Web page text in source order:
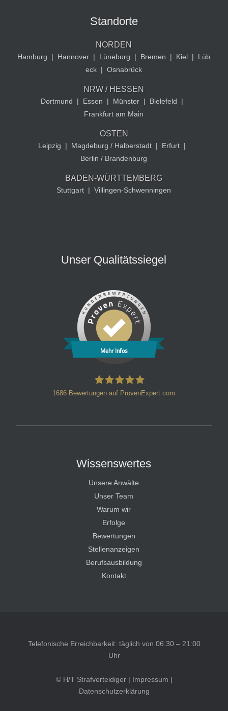
Standorte
NORDEN
Hamburg | Hannover | Lüneburg | Bremen | Kiel |
Lüb
eck | Osnabrück
NRW / HESSEN
Dortmund | Essen | Münster | Bielefeld
|
Frankfurt am Main
OSTEN
Leipzig | Magdeburg / Halberstadt | Erfurt |
Berlin / Brandenburg
BADEN-WÜRTTEMBERG
Stuttgart | Villingen-Schwenningen
Unser Qualitätssiegel
Mehr Infos
1686 Bewertungen auf ProvenExpert.com
Wissenswertes
Unsere Anwälte
Unser Team
Warum wir
Erfolge
Bewertungen
Stellenanzeigen
Berufsausbildung
Kontakt
Telefonische Erreichbarkeit: täglich von 06:30 – 21:00
Uhr
© H/T Strafverteidiger | Impressum |
Datenschutzerklärung